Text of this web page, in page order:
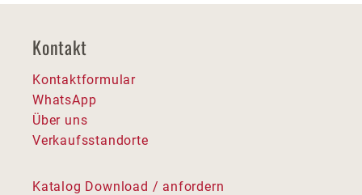
Kontakt
Kontaktformular
WhatsApp
Über uns
Verkaufsstandorte
Katalog Download / anfordern